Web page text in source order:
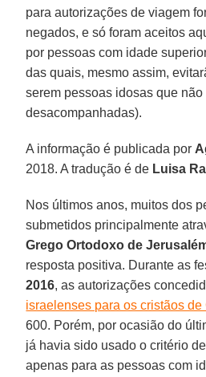
para autorizações de viagem
negados, e só foram aceitos
por pessoas com idade
das quais, mesmo assim,
serem pessoas idosas que
desacompanhadas).
A informação é publicada por
2018. A tradução é de Luisa
Nos últimos anos, muitos dos
submetidos principalmente
Grego Ortodoxo de
resposta positiva. Durante as
2016, as autorizações
israelenses para os cristãos de
600. Porém, por ocasião do
já havia sido usado o critério
apenas para as pessoas com